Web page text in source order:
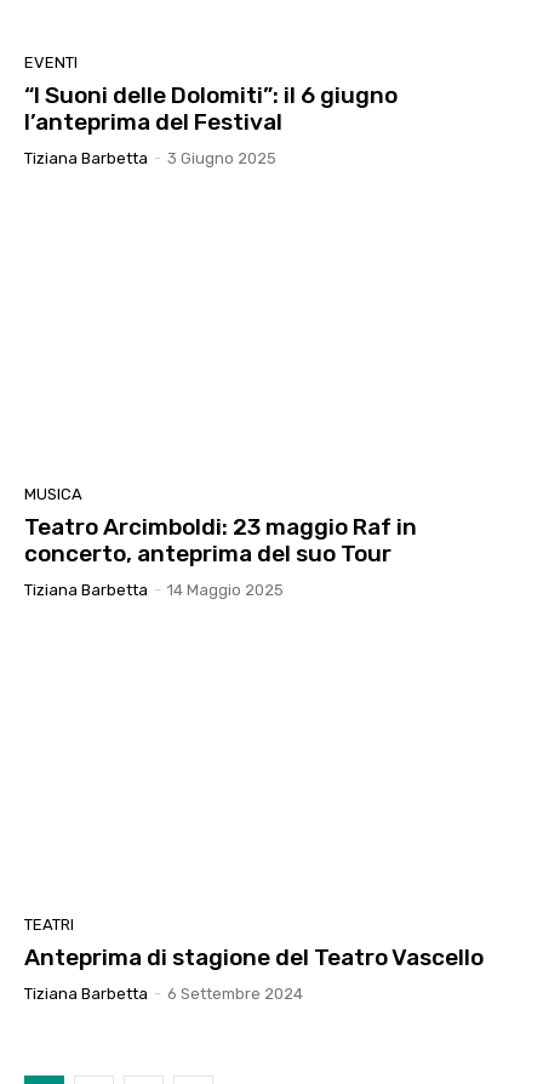
EVENTI
“I Suoni delle Dolomiti”: il 6 giugno
l’anteprima del Festival
Tiziana Barbetta - 3 Giugno 2025
MUSICA
Teatro Arcimboldi: 23 maggio Raf in
concerto, anteprima del suo Tour
Tiziana Barbetta - 14 Maggio 2025
TEATRI
Anteprima di stagione del Teatro Vascello
Tiziana Barbetta - 6 Settembre 2024